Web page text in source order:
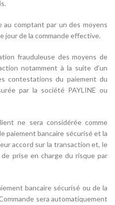
comptant par un des moyens
jour de la commande effective.
frauduleuse des moyens de
notamment à la suite d’un
contestations du paiement du
par la société PAYLINE ou
ne sera considérée comme
paiement bancaire sécurisé et la
accord sur la transaction et, le
prise en charge du risque par
bancaire sécurisé ou de la
sera automatiquement